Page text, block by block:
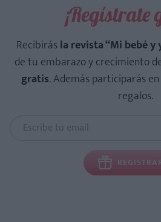
¡Regístrate
Recibirásla revista “Mi bebé
de tu embarazo y crecimiento
gratis. Además participarás
regalos.